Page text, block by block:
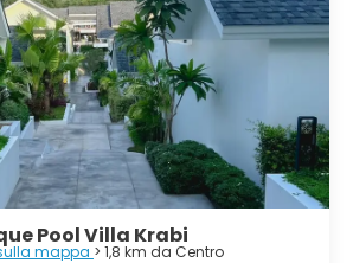
Pool Villa Krabi
mappa > 1,8 km da Centro